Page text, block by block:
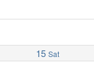
15 Sat